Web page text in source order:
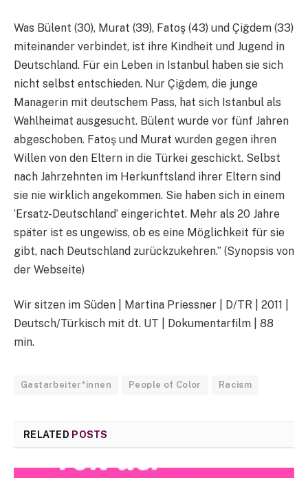
Was Bülent (30), Murat (39), Fatoş (43) und Çiğdem (33)
miteinander verbindet, ist ihre Kindheit und Jugend in
Deutschland. Für ein Leben in Istanbul haben sie sich
nicht selbst entschieden. Nur Çiğdem, die junge
Managerin mit deutschem Pass, hat sich Istanbul als
Wahlheimat ausgesucht. Bülent wurde vor fünf Jahren
abgeschoben. Fatoş und Murat wurden gegen ihren
Willen von den Eltern in die Türkei geschickt. Selbst
nach Jahrzehnten im Herkunftsland ihrer Eltern sind
sie nie wirklich angekommen. Sie haben sich in einem
‘Ersatz-Deutschland’ eingerichtet. Mehr als 20 Jahre
später ist es ungewiss, ob es eine Möglichkeit für sie
gibt, nach Deutschland zurückzukehren.” (Synopsis von
der Webseite)
Wir sitzen im Süden | Martina Priessner | D/TR | 2011 |
Deutsch/Türkisch mit dt. UT | Dokumentarfilm | 88
min.
Gastarbeiter*innen People of Color Racism
RELATED POSTS